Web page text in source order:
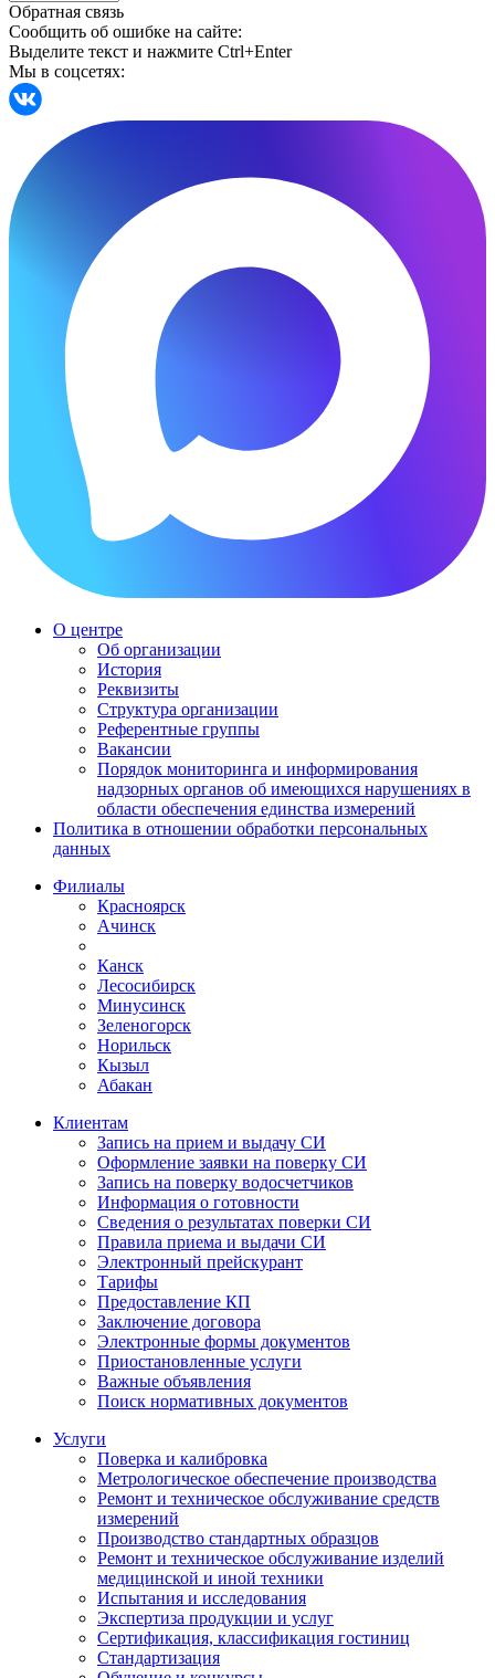
Обратная связь
Сообщить об ошибке на сайте:
Выделите текст и нажмите Ctrl+Enter
Мы в соцсетях:
О центре
Об организации
История
Реквизиты
Структура организации
Референтные группы
Вакансии
Порядок мониторинга и информирования
надзорных органов об имеющихся нарушениях в
области обеспечения единства измерений
Политика в отношении обработки персональных
данных
Филиалы
Красноярск
Ачинск
Канск
Лесосибирск
Минусинск
Зеленогорск
Норильск
Кызыл
Абакан
Клиентам
Запись на прием и выдачу СИ
Оформление заявки на поверку СИ
Запись на поверку водосчетчиков
Информация о готовности
Сведения о результатах поверки СИ
Правила приема и выдачи СИ
Электронный прейскурант
Тарифы
Предоставление КП
Заключение договора
Электронные формы документов
Приостановленные услуги
Важные объявления
Поиск нормативных документов
Услуги
Поверка и калибровка
Метрологическое обеспечение производства
Ремонт и техническое обслуживание средств
измерений
Производство стандартных образцов
Ремонт и техническое обслуживание изделий
медицинской и иной техники
Испытания и исследования
Экспертиза продукции и услуг
Сертификация, классификация гостиниц
Стандартизация